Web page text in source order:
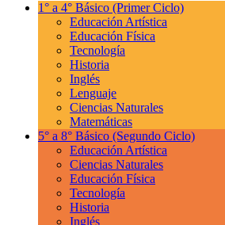
1° a 4° Básico (Primer Ciclo)
Educación Artística
Educación Física
Tecnología
Historia
Inglés
Lenguaje
Ciencias Naturales
Matemáticas
5° a 8° Básico (Segundo Ciclo)
Educación Artística
Ciencias Naturales
Educación Física
Tecnología
Historia
Inglés